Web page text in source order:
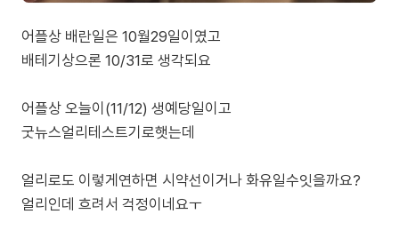
어플상 배란일은 10월29일이였고
배테기상으론 10/31로 생각되요
어플상 오늘이(11/12) 생예당일이고
굿뉴스얼리테스트기로햇는데
얼리로도 이렇게연하면 시약선이거나 화유일수잇을까요?
얼리인데 흐려서 걱정이네요ㅜ